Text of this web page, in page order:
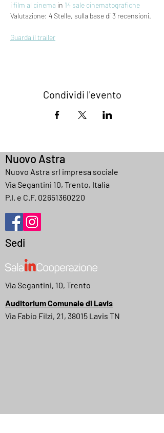
i film al cinema in 14 sale cinematografiche
Valutazione: 4 Stelle, sulla base di 3 recensioni.
Guarda il trailer
Condividi l'evento
Nuovo Astra
Nuovo Astra srl impresa sociale
Via Segantini 10, Trento, Italia
P.I. e C.F. 02651360220
Sedi
Via Segantini, 10, Trento
Auditorium Comunale di Lavis
Via Fabio Filzi, 21, 38015 Lavis TN